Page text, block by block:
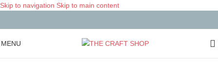
Skip to navigation Skip to main content
MENU